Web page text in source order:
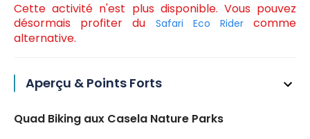
Cette activité n'est plus disponible. Vous pouvez
désormais profiter du Safari Eco Ridercomme
alternative.
Aperçu & Points Forts
Quad Biking aux Casela Nature Parks